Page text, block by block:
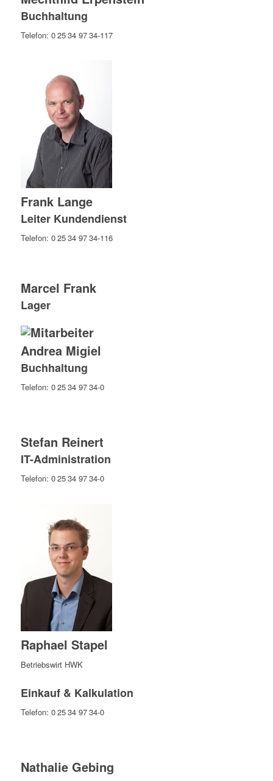
Buchhaltung
Telefon: 0 25 34 97 34-117
Frank Lange
Leiter Kundendienst
Telefon: 0 25 34 97 34-116
Marcel Frank
Lager
Andrea Migiel
Buchhaltung
Telefon: 0 25 34 97 34-0
Stefan Reinert
IT-Administration
Telefon: 0 25 34 97 34-0
Raphael Stapel
Betriebswirt HWK
Einkauf & Kalkulation
Telefon: 0 25 34 97 34-0
Nathalie Gebing